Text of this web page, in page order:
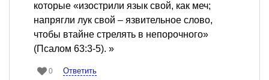
которые «изострили язык свой, как меч;
напрягли лук свой – язвительное слово,
чтобы втайне стрелять в непорочного»
(Псалом 63:3-5). »
0 Ответить